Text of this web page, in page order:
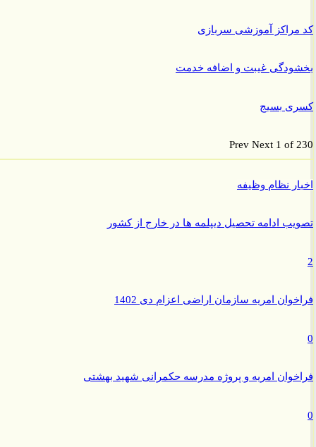
آموزشی سربازی
غیبت و اضافه خدمت
بسیج
PrevNext 1 of
نظام وظیفه
ادامه تحصیل دیپلمه ها در خارج از کشور
امریه سازمان اراضی اعزام دی 1402
امریه و پروژه مدرسه حکمرانی شهید بهشتی